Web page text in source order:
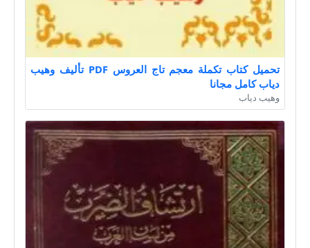
تحميل كتاب تكملة معجم تاج العروس PDF تأليف وهيب
دياب كامل مجانا
وهيب دياب